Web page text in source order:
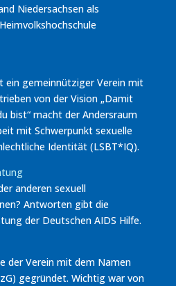
Niedersachsen als
ein gemeinnütziger Verein mit
von der Vision „Damit
bist“ macht der Andersraum
mit Schwerpunkt sexuelle
Identität (LSBT*IQ).
anderen sexuell
Antworten gibt die
der Deutschen AIDS Hilfe.
der Verein mit dem Namen
gegründet. Wichtig war von